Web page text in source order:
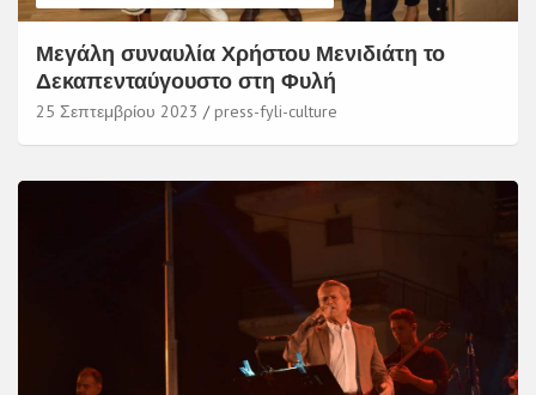
Μεγάλη συναυλία Χρήστου Μενιδιάτη το
Δεκαπενταύγουστο στη Φυλή
25 Σεπτεμβρίου 2023 press-fyli-culture